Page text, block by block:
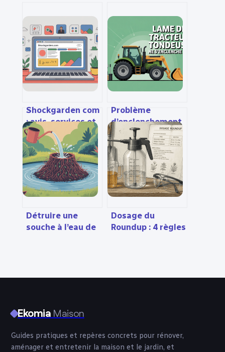
Shockgarden com
: avis, services et
alternatives pour
vos besoins
digitaux
Problème
d’enclenchement
lame tracteur
tondeuse : causes
et solutions
Détruire une
souche à l’eau de
Dosage du
Roundup : 4 règles
EkomiaMaison
Guides pratiques et repères concrets pour rénover,
aménager et entretenir la maison et le jardin, et